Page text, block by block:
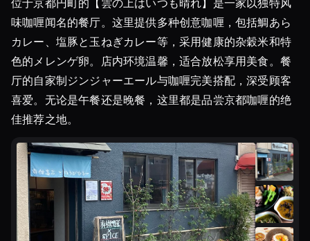
味咖喱闻名的餐厅。这里提供多种创意咖喱，包括鯛あら
カレー、塩豚と玉ねぎカレー等，采用健康的杂穀米和特
色的メレンゲ卵。店内环境温馨，适合放松享用美食。餐
厅的自家制ジンジャーエール与咖喱完美搭配，深受顾客
喜爱。无论是午餐还是晚餐，这里都是品尝京都咖喱的绝
佳推荐之地。